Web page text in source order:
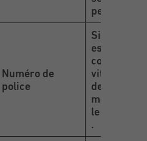
Numéro de
police
Si le
est assuré
contre le
vitre, le
de police
mentionné
le bon de
.